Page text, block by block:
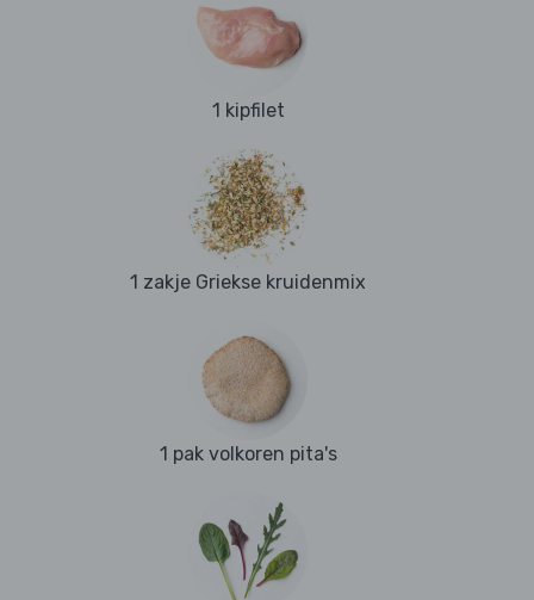
1 kipfilet
1 zakje Griekse kruidenmix
1 pak volkoren pita's